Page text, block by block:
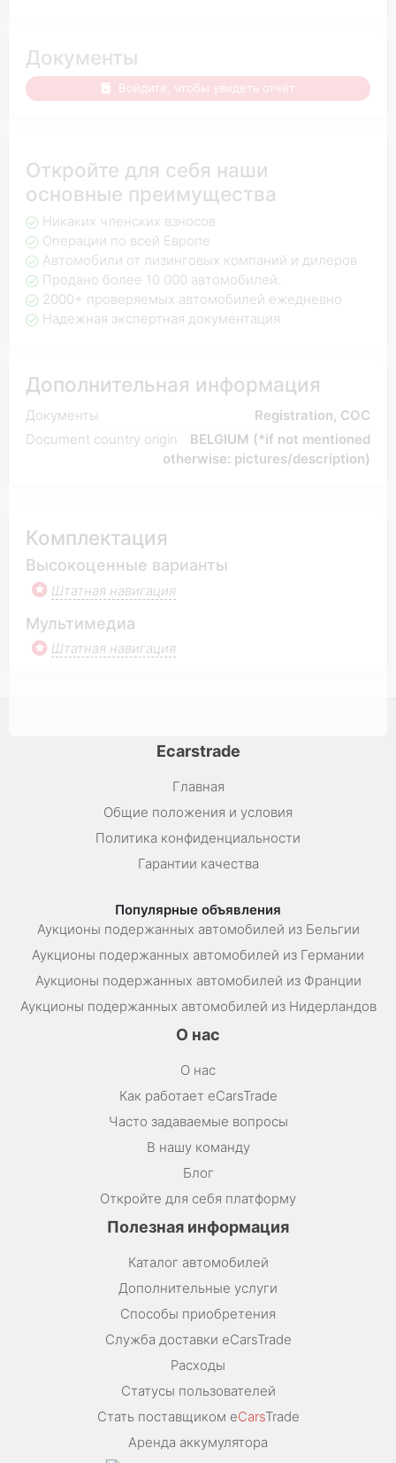
Документы
Войдите, чтобы увидеть отчёт
Откройте для себя наши
основные преимущества
Никаких членских взносов
Операции по всей Европе
Автомобили от лизинговых компаний и дилеров
Продано более 10 000 автомобилей.
2000+ проверяемых автомобилей ежедневно
Надежная экспертная документация
Дополнительная информация
Документы
Registration, COC
Document country origin
BELGIUM (*if not mentioned
otherwise: pictures/description)
Комплектация
Высокоценные варианты
Штатная навигация
Мультимедиа
Штатная навигация
Ecarstrade
Главная
Общие положения и условия
Политика конфиденциальности
Гарантии качества
Популярные объявления
Аукционы подержанных автомобилей из Бельгии
Аукционы подержанных автомобилей из Германии
Аукционы подержанных автомобилей из Франции
Аукционы подержанных автомобилей из Нидерландов
О нас
О нас
Как работает eCarsTrade
Часто задаваемые вопросы
В нашу команду
Блог
Откройте для себя платформу
Полезная информация
Каталог автомобилей
Дополнительные услуги
Способы приобретения
Служба доставки eCarsTrade
Расходы
Статусы пользователей
Стать поставщиком eCarsTrade
Аренда аккумулятора